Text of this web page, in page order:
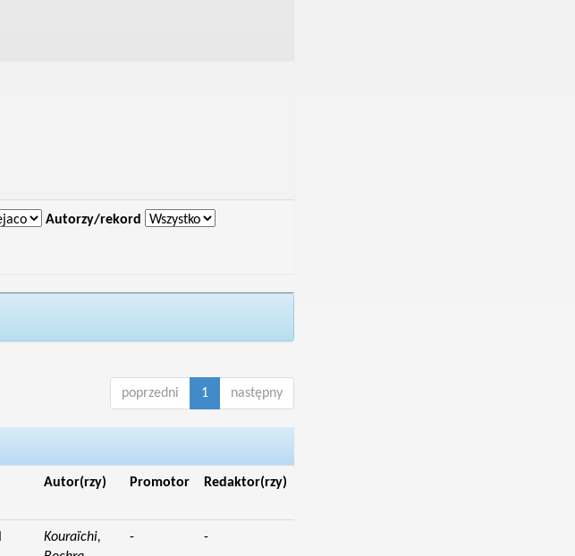
Autorzy/rekord
poprzedni 1 następny
Autor(rzy) Promotor Redaktor(rzy)
Kouraïchi,
- -